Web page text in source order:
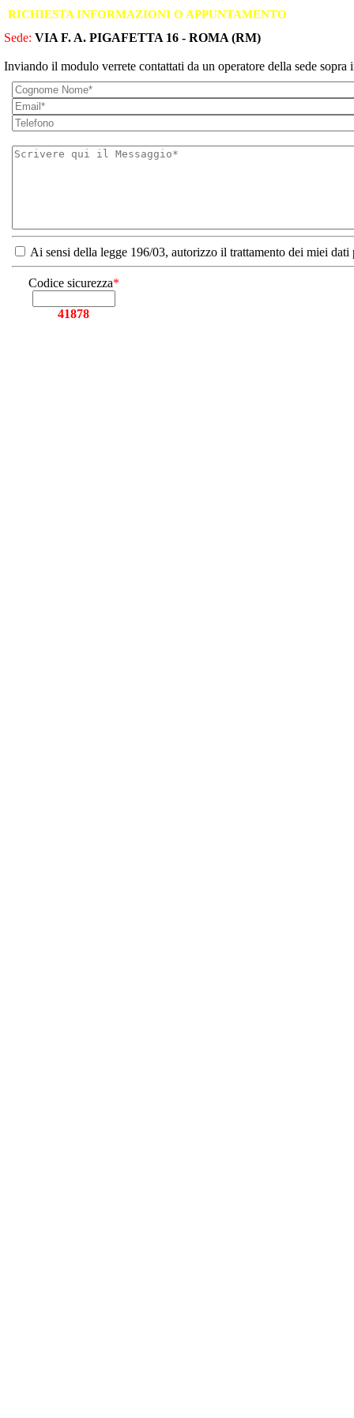
RICHIESTA INFORMAZIONI O APPUNTAMENTO
Sede: VIA F. A. PIGAFETTA 16 - ROMA (RM)
Inviando il modulo verrete contattati da un operatore della sede sopra
Ai sensi della legge 196/03, autorizzo il trattamento dei miei
Codice sicurezza*
41878